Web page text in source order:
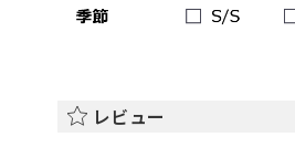
レビュー